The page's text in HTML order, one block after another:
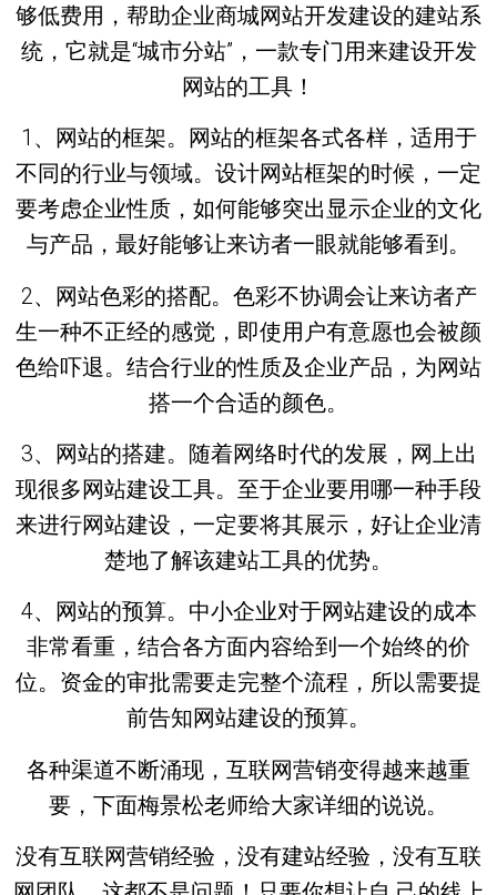
够低费用，帮助企业商城网站开发建设的建站系
统，它就是“城市分站”，一款专门用来建设开发
网站的工具！
1、网站的框架。网站的框架各式各样，适用于
不同的行业与领域。设计网站框架的时候，一定
要考虑企业性质，如何能够突出显示企业的文化
与产品，最好能够让来访者一眼就能够看到。
2、网站色彩的搭配。色彩不协调会让来访者产
生一种不正经的感觉，即使用户有意愿也会被颜
色给吓退。结合行业的性质及企业产品，为网站
搭一个合适的颜色。
3、网站的搭建。随着网络时代的发展，网上出
现很多网站建设工具。至于企业要用哪一种手段
来进行网站建设，一定要将其展示，好让企业清
楚地了解该建站工具的优势。
4、网站的预算。中小企业对于网站建设的成本
非常看重，结合各方面内容给到一个始终的价
位。资金的审批需要走完整个流程，所以需要提
前告知网站建设的预算。
各种渠道不断涌现，互联网营销变得越来越重
要，下面梅景松老师给大家详细的说说。
没有互联网营销经验，没有建站经验，没有互联